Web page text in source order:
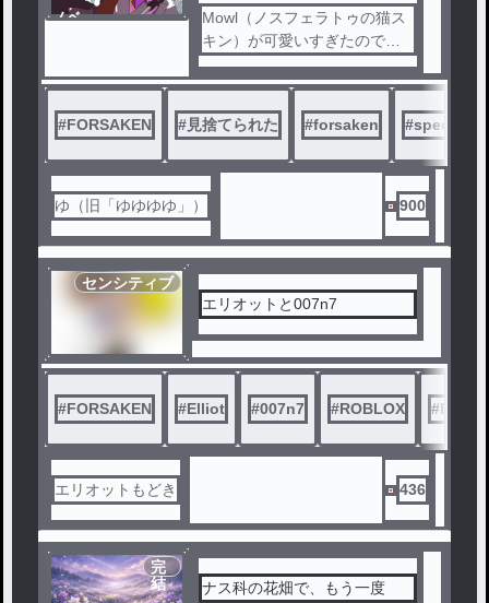
ノベ
Mowl（ノスフェラトゥの猫ス
キン）が可愛いすぎたので勢
いで作った話。スペクター様
がMowlを無慈悲に愛でる話で
す（？）アズールもワンダー
ランド（猫）スキンが可愛い
すぎるので、今回のアプデは
猫パラダイス🐈‍⬛
#FORSAKEN #見捨てられた #forsaken #specter
ゆ（旧「ゆゆゆゆ」） 900
センシティブ
エリオットと007n7
#FORSAKEN #Elliot #007n7 #ROBLOX #BL
エリオットもどき 436
完
結
ナス科の花畑で、もう一度